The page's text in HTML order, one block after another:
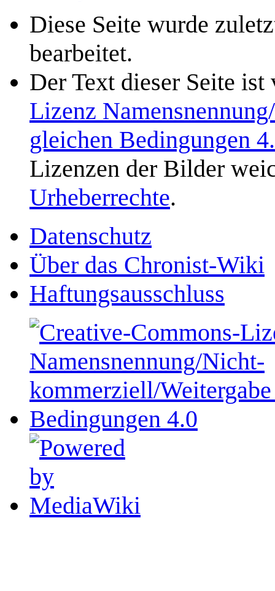
Diese Seite wurde
bearbeitet.
Der Text dieser Seite
Lizenz
gleichen Bedingungen
Lizenzen der Bilder
Urheberrechte.
Datenschutz
Über das Chronist-Wiki
Haftungsausschluss